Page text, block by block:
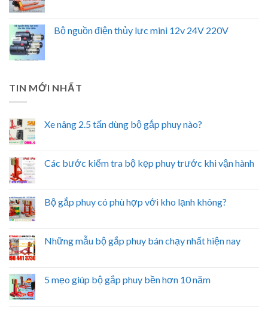
Bộ nguồn điện thủy lực mini 12v 24V 220V
TIN MỚI NHẤT
Xe nâng 2.5 tấn dùng bộ gắp phuy nào?
Các bước kiểm tra bộ kẹp phuy trước khi vận hành
Bộ gắp phuy có phù hợp với kho lạnh không?
Những mẫu bộ gắp phuy bán chạy nhất hiện nay
5 mẹo giúp bộ gắp phuy bền hơn 10 năm